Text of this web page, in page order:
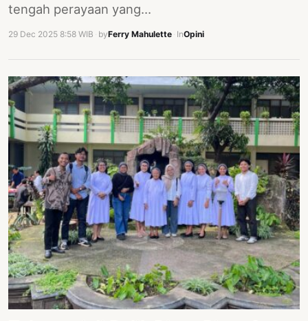
tengah perayaan yang…
29 Dec 2025 8:58 WIB byFerry Mahulette InOpini